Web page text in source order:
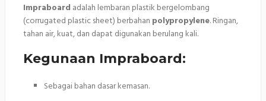
Impraboard adalah lembaran plastik bergelombang
(corrugated plastic sheet) berbahan polypropylene. Ringan,
tahan air, kuat, dan dapat digunakan berulang kali.
Kegunaan Impraboard:
Sebagai bahan dasar kemasan.